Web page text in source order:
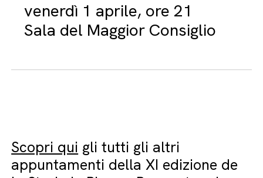
venerdì 1 aprile, ore 21
Sala del Maggior Consiglio
Scopri qui gli tutti gli altri
appuntamenti della XI edizione de